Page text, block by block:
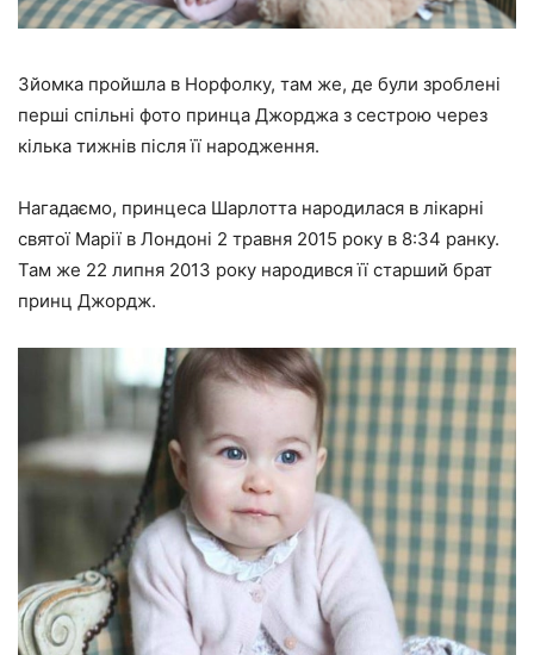
Зйомка пройшла в Норфолку, там же, де були зроблені
перші спільні фото принца Джорджа з сестрою через
кілька тижнів після її народження.
Нагадаємо, принцеса Шарлотта народилася в лікарні
святої Марії в Лондоні 2 травня 2015 року в 8:34 ранку.
Там же 22 липня 2013 року народився її старший брат
принц Джордж.